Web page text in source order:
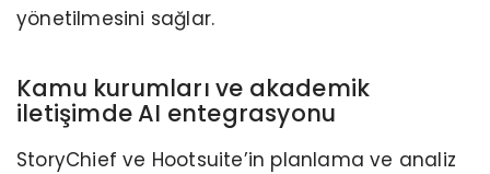
yönetilmesini sağlar.
Kamu kurumları ve akademik
iletişimde AI entegrasyonu
StoryChief ve Hootsuite’in planlama ve analiz